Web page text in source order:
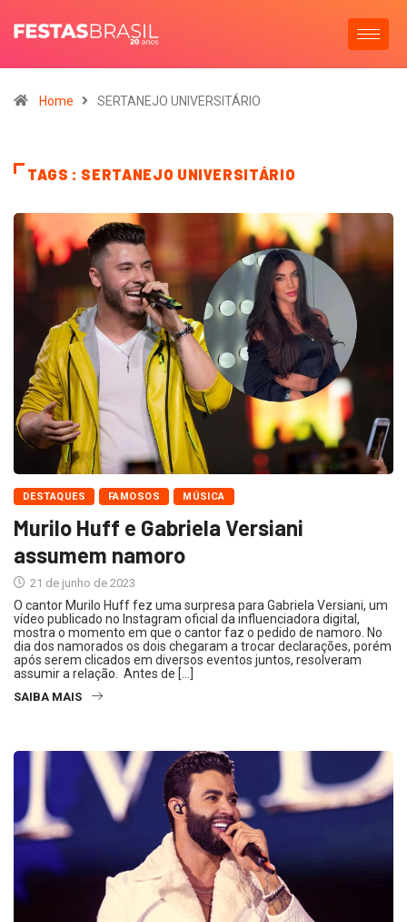
Home SERTANEJO UNIVERSITÁRIO
TAGS : SERTANEJO UNIVERSITÁRIO
DESTAQUES FAMOSOS MÚSICA
Murilo Huff e Gabriela Versiani
assumem namoro
21 de junho de 2023
O cantor Murilo Huff fez uma surpresa para Gabriela Versiani, um
vídeo publicado no Instagram oficial da influenciadora digital,
mostra o momento em que o cantor faz o pedido de namoro. No
dia dos namorados os dois chegaram a trocar declarações, porém
após serem clicados em diversos eventos juntos, resolveram
assumir a relação. Antes de […]
SAIBA MAIS